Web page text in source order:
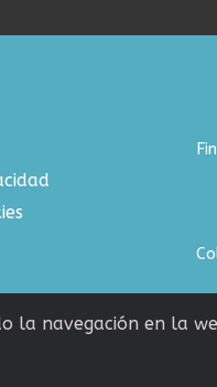
la navegación en la